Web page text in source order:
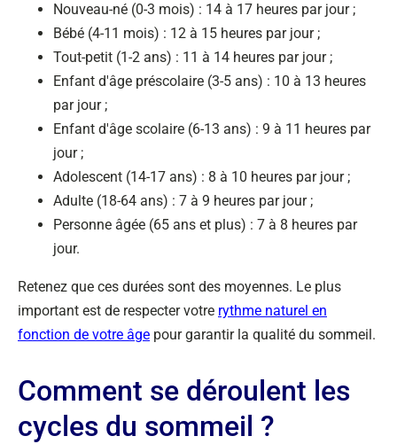
Nouveau-né (0-3 mois) : 14 à 17 heures par jour ;
Bébé (4-11 mois) : 12 à 15 heures par jour ;
Tout-petit (1-2 ans) : 11 à 14 heures par jour ;
Enfant d'âge préscolaire (3-5 ans) : 10 à 13 heures
par jour ;
Enfant d'âge scolaire (6-13 ans) : 9 à 11 heures par
jour ;
Adolescent (14-17 ans) : 8 à 10 heures par jour ;
Adulte (18-64 ans) : 7 à 9 heures par jour ;
Personne âgée (65 ans et plus) : 7 à 8 heures par
jour.
Retenez que ces durées sont des moyennes. Le plus
important est de respecter votre rythme naturel en
fonction de votre âge pour garantir la qualité du sommeil.
Comment se déroulent les
cycles du sommeil ?